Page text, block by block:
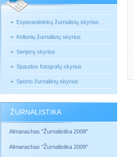
Esperantininkų žurnalistų skyrius
Kelionių žurnalistų skyrius
Senjorų skyrius
Spaudos fotografų skyrius
Sporto žurnalistų skyrius
ŽURNALISTIKA
Almanachas "Žurnalistika 2008"
Almanachas "Žurnalistika 2009"